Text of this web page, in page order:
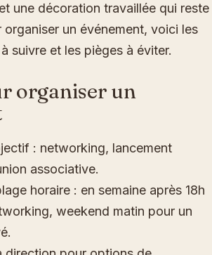
une décoration travaillée qui reste
organiser un événement, voici les
suivre et les pièges à éviter.
organiser un
: networking, lancement
associative.
horaire : en semaine après 18h
weekend matin pour un